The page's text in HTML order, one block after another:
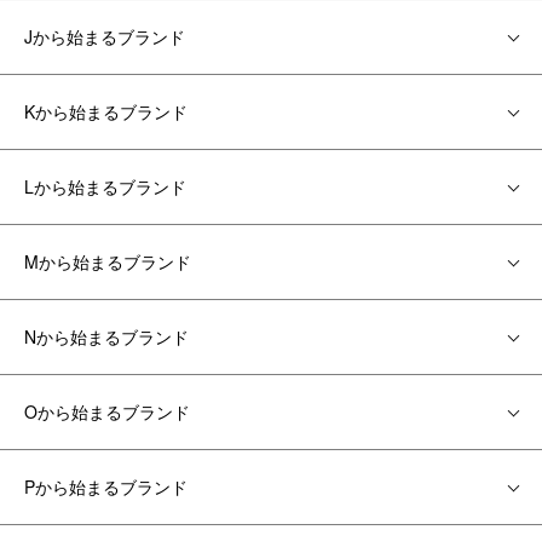
Jから始まるブランド
Kから始まるブランド
Lから始まるブランド
Mから始まるブランド
Nから始まるブランド
Oから始まるブランド
Pから始まるブランド